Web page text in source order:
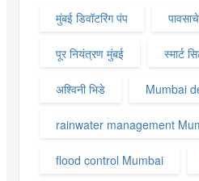
मुंबई डिवॉटरिंग पंप
पूर नियंत्रण मुंबई स्मार्ट
अश्विनी भिडे Mumbai
rainwater management
flood control Mumbai